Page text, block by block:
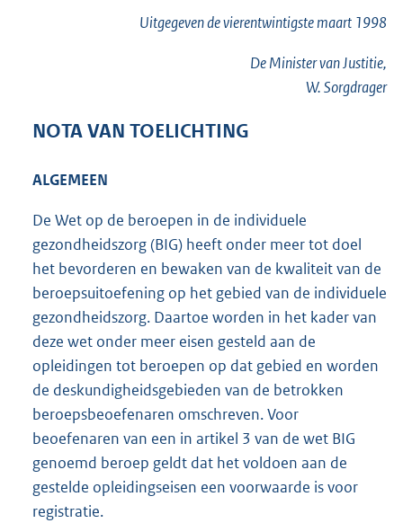
Uitgegeven devierentwintigstemaart 1998
De Minister van Justitie,
W. Sorgdrager
NOTA VAN TOELICHTING
ALGEMEEN
De Wet op de beroepen in de individuele
gezondheidszorg (BIG) heeft onder meer tot doel
het bevorderen en bewaken van de kwaliteit van de
beroepsuitoefening op het gebied van de individuele
gezondheidszorg. Daartoe worden in het kader van
deze wet onder meer eisen gesteld aan de
opleidingen tot beroepen op dat gebied en worden
de deskundigheidsgebieden van de betrokken
beroepsbeoefenaren omschreven. Voor
beoefenaren van een in artikel 3 van de wet BIG
genoemd beroep geldt dat het voldoen aan de
gestelde opleidingseisen een voorwaarde is voor
registratie.